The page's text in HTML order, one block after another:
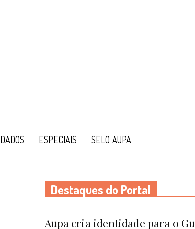
DADOS ESPECIAIS SELO AUPA
Destaques do Portal
Aupa cria identidade para o